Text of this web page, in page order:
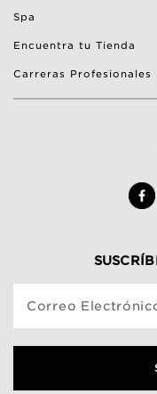
Spa
Encuentra tu Tienda
Carreras Profesionales
Correo